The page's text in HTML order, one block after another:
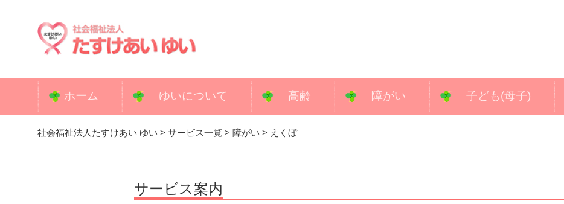
ツ
ホーム ゆいについて 高齢 障がい 子ども(母子)
社会福祉法人たすけあい ゆい > サービス一覧 > 障がい > えくぼ
サービス案内